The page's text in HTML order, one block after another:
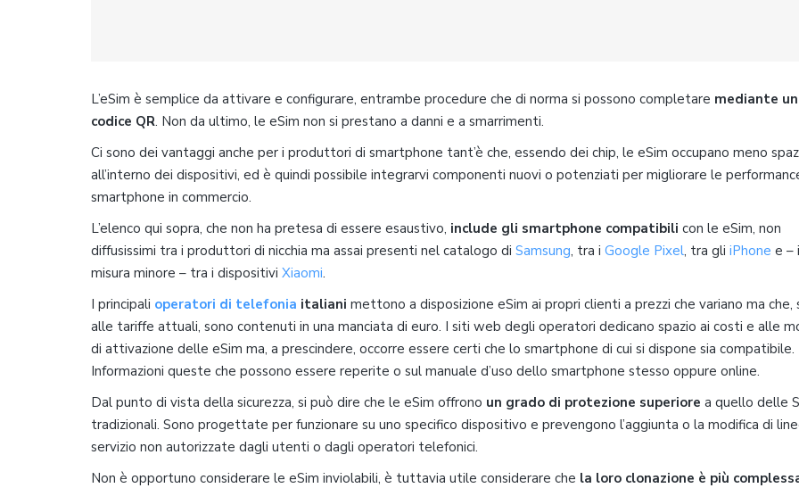
L’eSim è semplice da attivare e configurare, entrambe procedure che di norma si possono completare mediante un
codice QR. Non da ultimo, le eSim non si prestano a danni e a smarrimenti.
Ci sono dei vantaggi anche per i produttori di smartphone tant’è che, essendo dei chip, le eSim occupano meno
all’interno dei dispositivi, ed è quindi possibile integrarvi componenti nuovi o potenziati per migliorare le
smartphone in commercio.
L’elenco qui sopra, che non ha pretesa di essere esaustivo, include gli smartphone compatibili con le eSim, non
diffusissimi tra i produttori di nicchia ma assai presenti nel catalogo di Samsung, tra i Google Pixel, tra gli iPhone e –
misura minore – tra i dispositivi Xiaomi.
I principali operatori di telefonia italiani mettono a disposizione eSim ai propri clienti a prezzi che variano ma che,
alle tariffe attuali, sono contenuti in una manciata di euro. I siti web degli operatori dedicano spazio ai costi e alle
di attivazione delle eSim ma, a prescindere, occorre essere certi che lo smartphone di cui si dispone sia compatibile.
Informazioni queste che possono essere reperite o sul manuale d’uso dello smartphone stesso oppure online.
Dal punto di vista della sicurezza, si può dire che le eSim offrono un grado di protezione superiore a quello delle
tradizionali. Sono progettate per funzionare su uno specifico dispositivo e prevengono l’aggiunta o la modifica di
servizio non autorizzate dagli utenti o dagli operatori telefonici.
Non è opportuno considerare le eSim inviolabili, è tuttavia utile considerare che la loro clonazione è più